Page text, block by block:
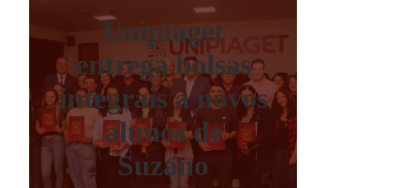
Unipiaget
entrega bolsas
integrais a novos
alunos de
Suzano